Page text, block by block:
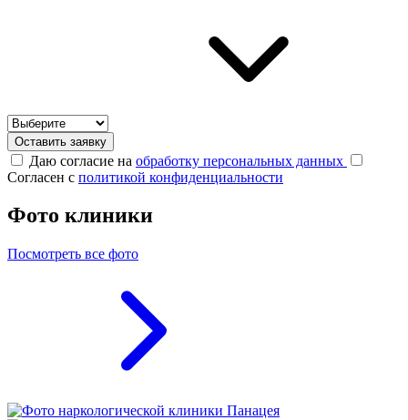
Оставить заявку
Даю согласие на обработку персональных данных
Согласен с политикой конфиденциальности
Фото клиники
Посмотреть все фото